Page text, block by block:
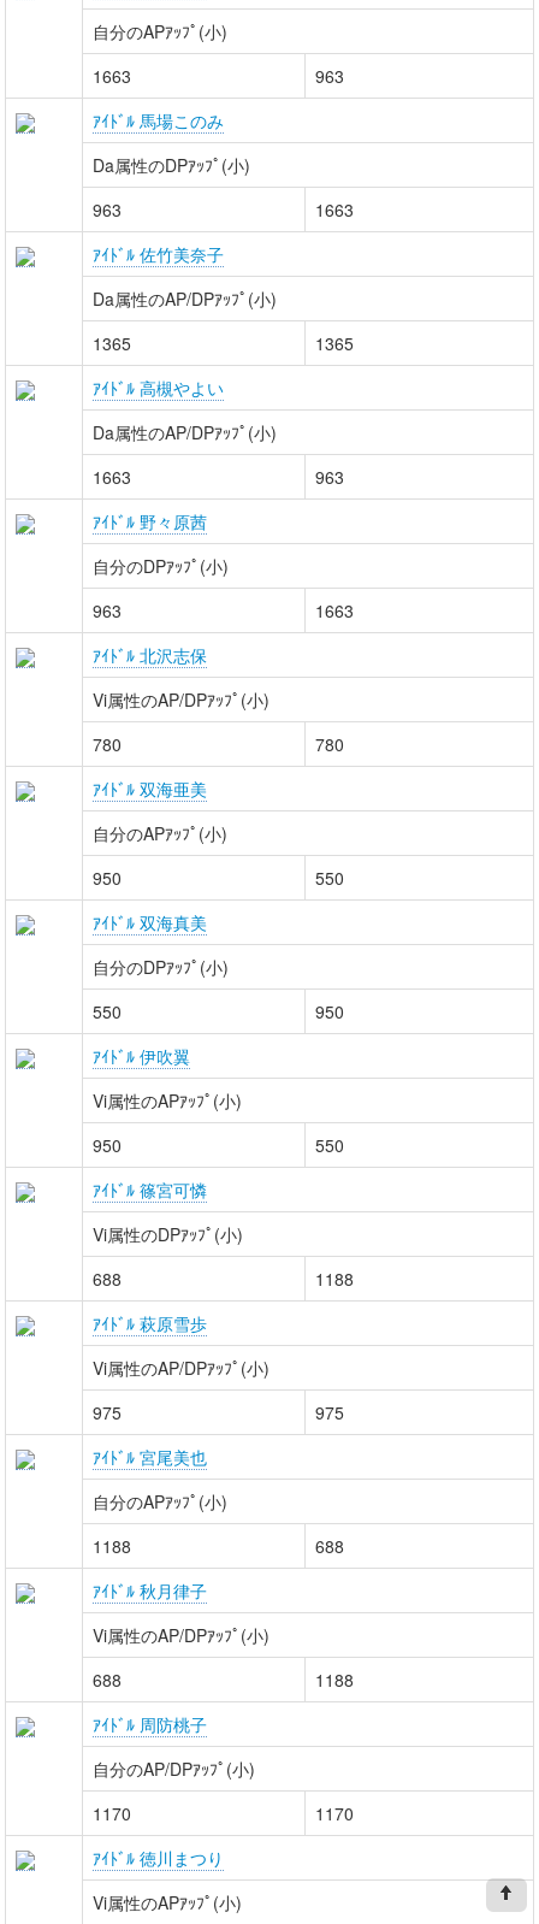
自分のAPｱｯﾌﾟ(小)
1663
963
ｱｲﾄﾞﾙ 馬場このみ
Da属性のDPｱｯﾌﾟ(小)
963
1663
ｱｲﾄﾞﾙ 佐竹美奈子
Da属性のAP/DPｱｯﾌﾟ(小)
1365
1365
ｱｲﾄﾞﾙ 高槻やよい
Da属性のAP/DPｱｯﾌﾟ(小)
1663
963
ｱｲﾄﾞﾙ 野々原茜
自分のDPｱｯﾌﾟ(小)
963
1663
ｱｲﾄﾞﾙ 北沢志保
Vi属性のAP/DPｱｯﾌﾟ(小)
780
780
ｱｲﾄﾞﾙ 双海亜美
自分のAPｱｯﾌﾟ(小)
950
550
ｱｲﾄﾞﾙ 双海真美
自分のDPｱｯﾌﾟ(小)
550
950
ｱｲﾄﾞﾙ 伊吹翼
Vi属性のAPｱｯﾌﾟ(小)
950
550
ｱｲﾄﾞﾙ 篠宮可憐
Vi属性のDPｱｯﾌﾟ(小)
688
1188
ｱｲﾄﾞﾙ 萩原雪歩
Vi属性のAP/DPｱｯﾌﾟ(小)
975
975
ｱｲﾄﾞﾙ 宮尾美也
自分のAPｱｯﾌﾟ(小)
1188
688
ｱｲﾄﾞﾙ 秋月律子
Vi属性のAP/DPｱｯﾌﾟ(小)
688
1188
ｱｲﾄﾞﾙ 周防桃子
自分のAP/DPｱｯﾌﾟ(小)
1170
1170
ｱｲﾄﾞﾙ 徳川まつり
Vi属性のAPｱｯﾌﾟ(小)